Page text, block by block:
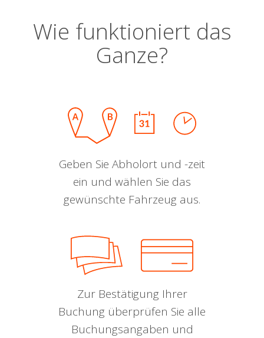
Wie funktioniert das
Ganze?
Geben Sie Abholort und -zeit
ein und wählen Sie das
gewünschte Fahrzeug aus.
Zur Bestätigung Ihrer
Buchung überprüfen Sie alle
Buchungsangaben und